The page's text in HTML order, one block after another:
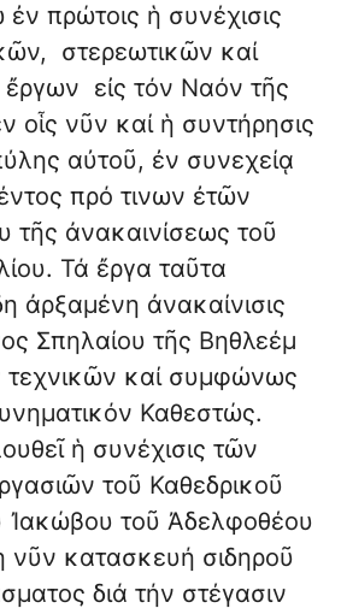
πρώτοις ἡ συνέχισις
στερεωτικῶν καί
ἔργων εἰς τόν Ναόν τῆς
οἷς νῦν καί ἡ συντήρησις
αὐτοῦ, ἐν συνεχείᾳ
πρό τινων ἐτῶν
τῆς ἀνακαινίσεως τοῦ
Τά ἔργα ταῦτα
ἀρξαμένη ἀνακαίνισις
Σπηλαίου τῆς Βηθλεέμ
τεχνικῶν καί συμφώνως
Καθεστώς.
ἡ συνέχισις τῶν
τοῦ Καθεδρικοῦ
Ἰακώβου τοῦ Ἀδελφοθέου
νῦν κατασκευή σιδηροῦ
διά τήν στέγασιν